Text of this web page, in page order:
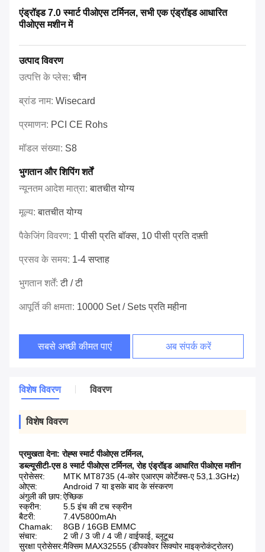
एंड्रॉइड 7.0 स्मार्ट पीओएस टर्मिनल, सभी एक एंड्रॉइड आधारित
पीओएस मशीन में
उत्पाद विवरण
उत्पत्ति के प्लेस:चीन
ब्रांड नाम: Wisecard
प्रमाणन: PCI CE Rohs
मॉडल संख्या: S8
भुगतान और शिपिंग शर्तें
न्यूनतम आदेश मात्रा:बातचीत योग्य
मूल्य:बातचीत योग्य
पैकेजिंग विवरण: 1 पीसी प्रति बॉक्स, 10 पीसी प्रति दफ़्ती
प्रसव के समय: 1-4 सप्ताह
भुगतान शर्तें:टी / टी
आपूर्ति की क्षमता: 10000 Set / Sets प्रति महीना
सबसे अच्छी कीमत पाएं अब संपर्क करें
विशेष विवरण विवरण
विशेष विवरण
प्रमुखता देना:रोह्स स्मार्ट पीओएस टर्मिनल,
डब्ल्यूसीटी-एस 8 स्मार्ट पीओएस टर्मिनल,रोह एंड्रॉइड आधारित पीओएस मशीन
प्रोसेसर:
MTK MT8735 (4-कोर एआरएम कोर्टेक्स-ए 53,1.3GHz)
ओएस:
Android 7 या इसके बाद के संस्करण
अंगुली की छाप:ऐच्छिक
स्क्रीन:
5.5 इंच की टच स्क्रीन
बैटरी:
7.4V5800mAh
Chamak:
8GB / 16GB EMMC
संचार:
2 जी / 3 जी / 4 जी / वाईफाई, ब्लूटूथ
सुरक्षा प्रोसेसर:मैक्सिम MAX32555 (डीपकोवर सिक्योर माइक्रोकंट्रोलर)